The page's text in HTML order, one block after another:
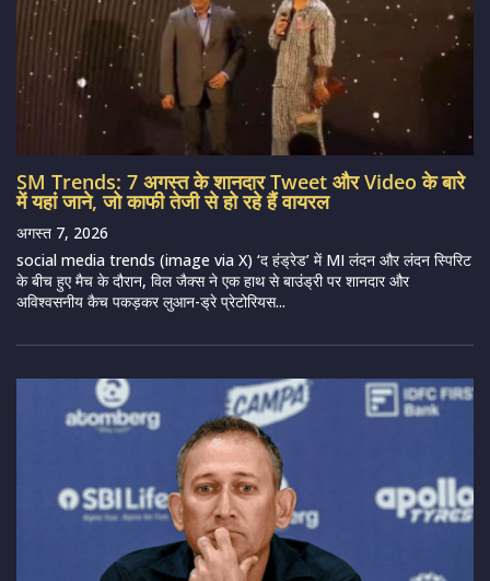
SM Trends: 7 अगस्त के शानदार Tweet और Video के बारे
में यहां जाने, जो काफी तेजी से हो रहे हैं वायरल
अगस्त 7, 2026
social media trends (image via X) ‘द हंड्रेड’ में MI लंदन और लंदन स्पिरिट
के बीच हुए मैच के दौरान, विल जैक्स ने एक हाथ से बाउंड्री पर शानदार और
अविश्वसनीय कैच पकड़कर लुआन-ड्रे प्रेटोरियस...